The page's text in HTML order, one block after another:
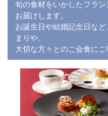
旬の食材をいかしたフラ
お届けします。
お誕生日や結婚記念日な
まりや、
大切な方々とのご会食にご